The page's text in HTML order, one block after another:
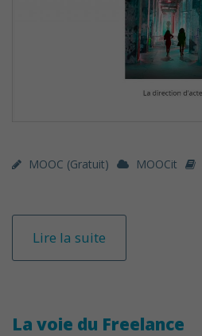
MOOC (gratuit) MOOCit
Lire la suite
La voie du Freelance